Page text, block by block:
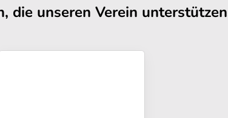
die unseren Verein